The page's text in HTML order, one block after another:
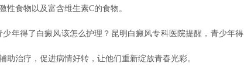
性食物以及富含维生素C的食物。
得了白癜风该怎么护理？昆明白癜风专科医院提醒，青少年得
助治疗，促进病情好转，让他们重新绽放青春光彩。